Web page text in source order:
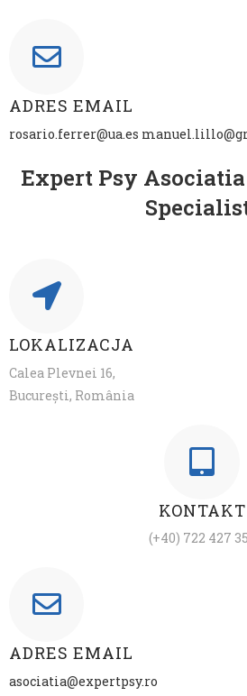
ADRES EMAIL
rosario.ferrer@ua.es
Expert Psy
LOKALIZACJA
Calea Plevnei 16,
București, România
KONTAKT
(+40) 722 427
ADRES EMAIL
asociatia@expertpsy.ro